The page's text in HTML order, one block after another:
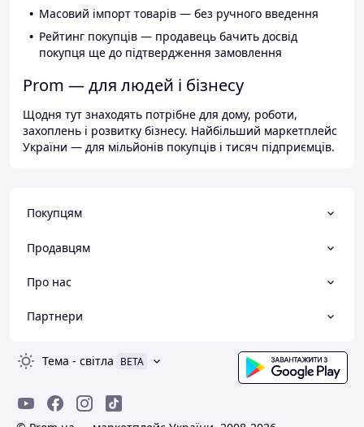
Масовий імпорт товарів — без ручного введення
Рейтинг покупців — продавець бачить досвід
покупця ще до підтвердження замовлення
Prom — для людей і бізнесу
Щодня тут знаходять потрібне для дому, роботи,
захоплень і розвитку бізнесу. Найбільший маркетплейс
України — для мільйонів покупців і тисяч підприємців.
Покупцям
Продавцям
Про нас
Партнери
Тема - світла BETA